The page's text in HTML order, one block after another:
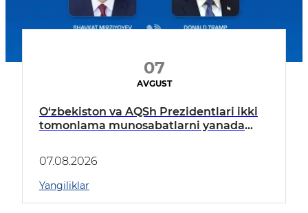
07
AVGUST
O‘zbekiston va AQSh Prezidentlari ikki
tomonlama munosabatlarni yanada
07.08.2026
Yangiliklar